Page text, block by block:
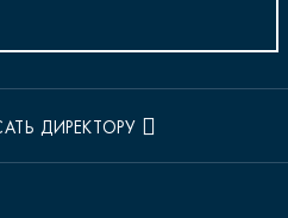
ДИРЕКТОРУ